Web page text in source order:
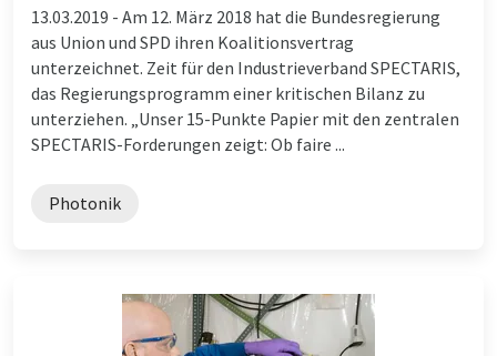
13.03.2019 - Am 12. März 2018 hat die Bundesregierung
aus Union und SPD ihren Koalitionsvertrag
unterzeichnet. Zeit für den Industrieverband SPECTARIS,
das Regierungsprogramm einer kritischen Bilanz zu
unterziehen. „Unser 15-Punkte Papier mit den zentralen
SPECTARIS-Forderungen zeigt: Ob faire ...
Photonik